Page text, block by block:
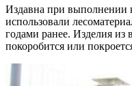
Издавна при выполнении
использовали
годами ранее. Изделия
покоробится или